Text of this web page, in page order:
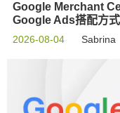
Google Merchant
Google Ads搭配方式
2026-08-04 Sabrina